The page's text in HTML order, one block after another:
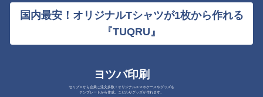
国内最安！オリジナルTシャツが1枚から作れる
『TUQRU』
ヨツバ印刷
セミプロから企業ご注文多数！オリジナルスマホケースやグッズを
テンプレートから作成。こだわりグッズが作れます。